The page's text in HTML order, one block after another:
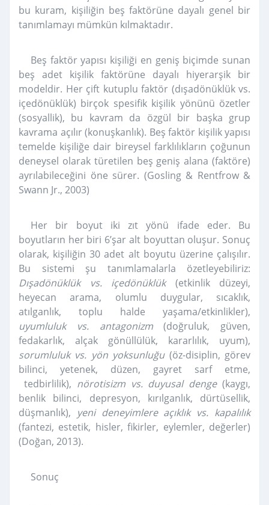
bu kuram, kişiliğin beş faktörüne dayalı genel bir
tanımlamayı mümkün kılmaktadır.
Beş faktör yapısı kişiliği en geniş biçimde sunan
beş adet kişilik faktörüne dayalı hiyerarşik bir
modeldir. Her çift kutuplu faktör (dışadönüklük vs.
içedönüklük) birçok spesifik kişilik yönünü özetler
(sosyallik), bu kavram da özgül bir başka grup
kavrama açılır (konuşkanlık). Beş faktör kişilik yapısı
temelde kişiliğe dair bireysel farklılıkların çoğunun
deneysel olarak türetilen beş geniş alana (faktöre)
ayrılabileceğini öne sürer. (Gosling & Rentfrow &
Swann Jr., 2003)
Her bir boyut iki zıt yönü ifade eder. Bu
boyutların her biri 6’şar alt boyuttan oluşur. Sonuç
olarak, kişiliğin 30 adet alt boyutu üzerine çalışılır.
Bu sistemi şu tanımlamalarla özetleyebiliriz:
Dışadönüklük vs. içedönüklük (etkinlik düzeyi,
heyecan arama, olumlu duygular, sıcaklık,
atılganlık, toplu halde yaşama/etkinlikler),
uyumluluk vs. antagonizm(doğruluk, güven,
fedakarlık, alçak gönüllülük, kararlılık, uyum),
sorumluluk vs. yön yoksunluğu(öz-disiplin, görev
bilinci, yetenek, düzen, gayret sarf etme,
tedbirlilik), nörotisizm vs. duyusal denge(kaygı,
benlik bilinci, depresyon, kırılganlık, dürtüsellik,
düşmanlık), yeni deneyimlere açıklık vs. kapalılık
(fantezi, estetik, hisler, fikirler, eylemler, değerler)
(Doğan, 2013).
Sonuç